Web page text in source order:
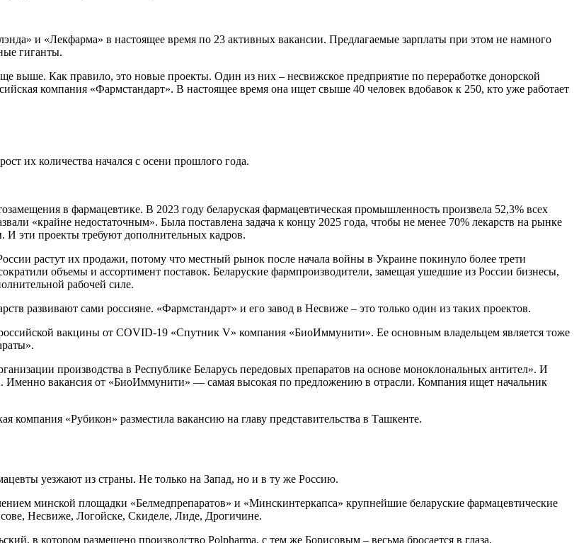
и «Лекфарма» в настоящее время по 23 активных вакансии. Предлагаемые зарплаты при этом не намного
гиганты.
выше. Как правило, это новые проекты. Один из них – несвижское предприятие по переработке донорской
компания «Фармстандарт». В настоящее время она ищет свыше 40 человек вдобавок к 250, кто уже работает
их количества начался с осени прошлого года.
в фармацевтике. В 2023 году беларуская фармацевтическая промышленность произвела 52,3% всех
«крайне недостаточным». Была поставлена задача к концу 2025 года, чтобы не менее 70% лекарств на рынке
И эти проекты требуют дополнительных кадров.
растут их продажи, потому что местный рынок после начала войны в Украине покинуло более трети
объемы и ассортимент поставок. Беларуские фармпроизводители, замещая ушедшие из России бизнесы,
рабочей силе.
развивают сами россияне. «Фармстандарт» и его завод в Несвиже – это только один из таких проектов.
вакцины от COVID-19 «Спутник V» компания «БиоИммунити». Ее основным владельцем является тоже
производства в Республике Беларусь передовых препаратов на основе моноклональных антител». И
вакансия от «БиоИммунити» — самая высокая по предложению в отрасли. Компания ищет начальник
«Рубикон» разместила вакансию на главу представительства в Ташкенте.
уезжают из страны. Не только на Запад, но и в ту же Россию.
минской площадки «Белмедпрепаратов» и «Минскинтеркапса» крупнейшие беларуские фармацевтические
Несвиже, Логойске, Скиделе, Лиде, Дрогичине.
в котором размещено производство Polpharma, с тем же Борисовым – весьма бросается в глаза.